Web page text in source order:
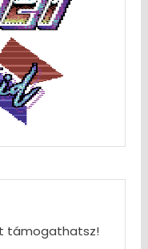
támogathatsz!